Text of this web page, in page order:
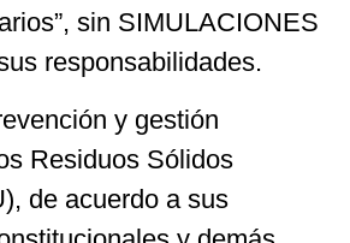
sin SIMULACIONES
responsabilidades.
y gestión
Residuos Sólidos
de acuerdo a sus